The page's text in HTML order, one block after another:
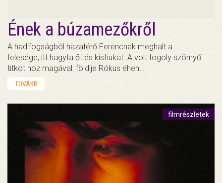
Ének a búzamezőkről
A hadifogságból hazatérő Ferencnek meghalt a
felesége, itt hagyta őt és kisfiukat. A volt fogoly szörnyű
titkot hoz magával: földije Rókus éhen…
TOVÁBB
filmrészletek